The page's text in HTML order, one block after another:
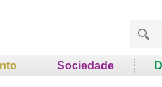
Sociedade